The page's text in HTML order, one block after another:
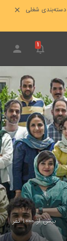
۱
بیش از ۱۰۰۰ نفر